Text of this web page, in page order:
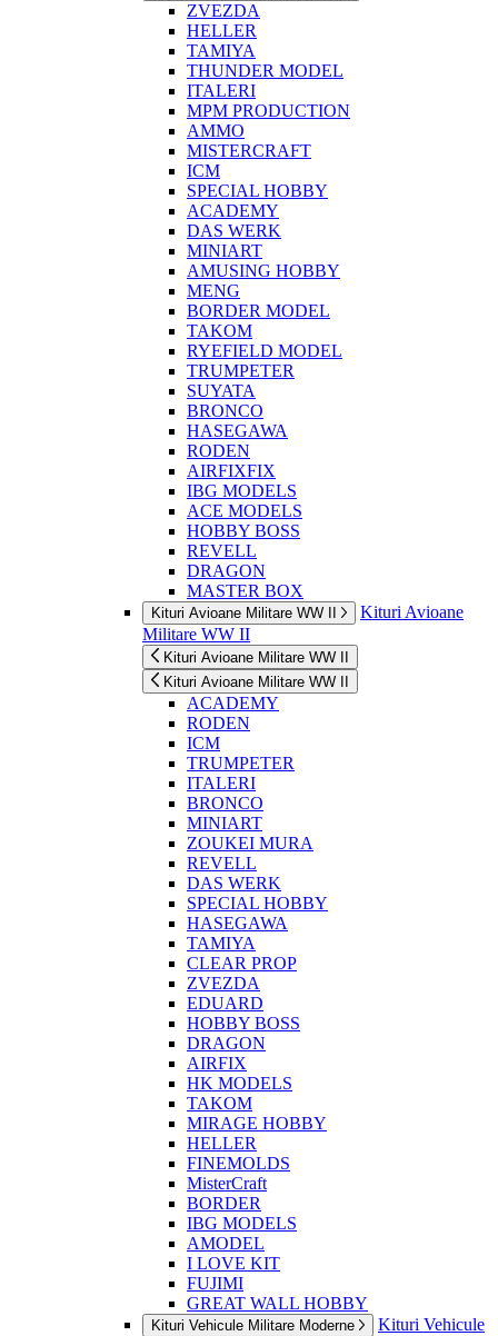
ZVEZDA
HELLER
TAMIYA
THUNDER MODEL
ITALERI
MPM PRODUCTION
AMMO
MISTERCRAFT
ICM
SPECIAL HOBBY
ACADEMY
DAS WERK
MINIART
AMUSING HOBBY
MENG
BORDER MODEL
TAKOM
RYEFIELD MODEL
TRUMPETER
SUYATA
BRONCO
HASEGAWA
RODEN
AIRFIXFIX
IBG MODELS
ACE MODELS
HOBBY BOSS
REVELL
DRAGON
MASTER BOX
Kituri Avioane Militare WW II
Kituri Avioane
Militare WW II
Kituri Avioane Militare WW II
Kituri Avioane Militare WW II
ACADEMY
RODEN
ICM
TRUMPETER
ITALERI
BRONCO
MINIART
ZOUKEI MURA
REVELL
DAS WERK
SPECIAL HOBBY
HASEGAWA
TAMIYA
CLEAR PROP
ZVEZDA
EDUARD
HOBBY BOSS
DRAGON
AIRFIX
HK MODELS
TAKOM
MIRAGE HOBBY
HELLER
FINEMOLDS
MisterCraft
BORDER
IBG MODELS
AMODEL
I LOVE KIT
FUJIMI
GREAT WALL HOBBY
Kituri Vehicule Militare Moderne
Kituri Vehicule